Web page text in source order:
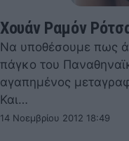
Χουάν Ραμόν
Να υποθέσουμε πως
πάγκο του
αγαπημένος
Και…
14 Νοεμβρίου 2012 18:49